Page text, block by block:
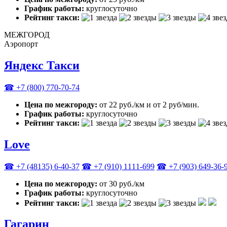
График работы: круглосуточно
Рейтинг такси:
МЕЖГОРОД
Аэропорт
Яндекс Такси
☎ +7 (800) 770-70-74
Цена по межгороду: от 22 руб./км и от 2 руб/мин.
График работы: круглосуточно
Рейтинг такси:
Love
☎ +7 (48135) 6-40-37 ☎ +7 (910) 1111-699 ☎ +7 (903) 649-36-
Цена по межгороду: от 30 руб./км
График работы: круглосуточно
Рейтинг такси:
Гагарин